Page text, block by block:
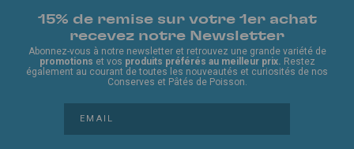
15% de remise sur votre 1er achat
recevez notre Newsletter
Abonnez-vous à notre newsletter et retrouvez une grande variété de
promotions et vos produits préférés au meilleur prix. Restez
également au courant de toutes les nouveautés et curiosités de nos
Conserves et Pâtés de Poisson.